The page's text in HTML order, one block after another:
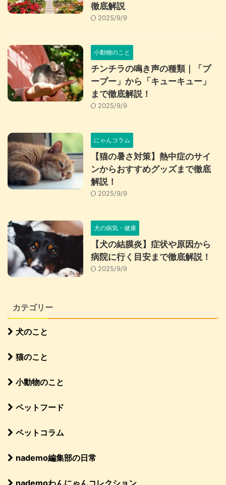
徹底解説
2025/9/9
小動物のこと
チンチラの鳴き声の種類｜「プ
ープー」から「キューキュー」
まで徹底解説！
2025/9/9
にゃんコラム
【猫の暑さ対策】熱中症のサイ
ンからおすすめグッズまで徹底
解説！
2025/9/9
犬の病気・健康
【犬の結膜炎】症状や原因から
病院に行く目安まで徹底解説！
2025/9/9
カテゴリー
犬のこと
猫のこと
小動物のこと
ペットフード
ペットコラム
nademo編集部の日常